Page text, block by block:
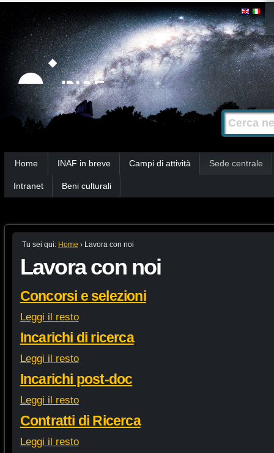
Strumenti
personali
Salta
contenuti.
|
Salta
alla
navigazione
Cerca nel
Ricerca
avanzata…
Home INAF in breve Campi di attività Sede centrale
Intranet Beni culturali
Tu sei qui: Home › Lavora con noi
Lavora con noi
Concorsi e selezioni
Leggi il resto
Incarichi di ricerca
Leggi il resto
Incarichi post-doc
Leggi il resto
Contratti di Ricerca
Leggi il resto